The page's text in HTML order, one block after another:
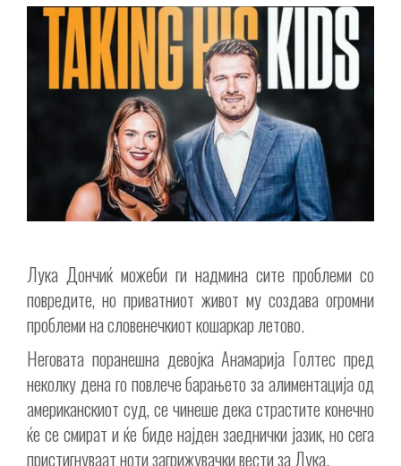
Лука Дончиќ можеби ги надмина сите проблеми со
повредите, но приватниот живот му создава огромни
проблеми на словенечкиот кошаркар летово.
Неговата поранешна девојка Анамарија Голтес пред
неколку дена го повлече барањето за алиментација од
американскиот суд, се чинеше дека страстите конечно
ќе се смират и ќе биде најден заеднички јазик, но сега
пристигнуваат ноти загрижувачки вести за Лука.